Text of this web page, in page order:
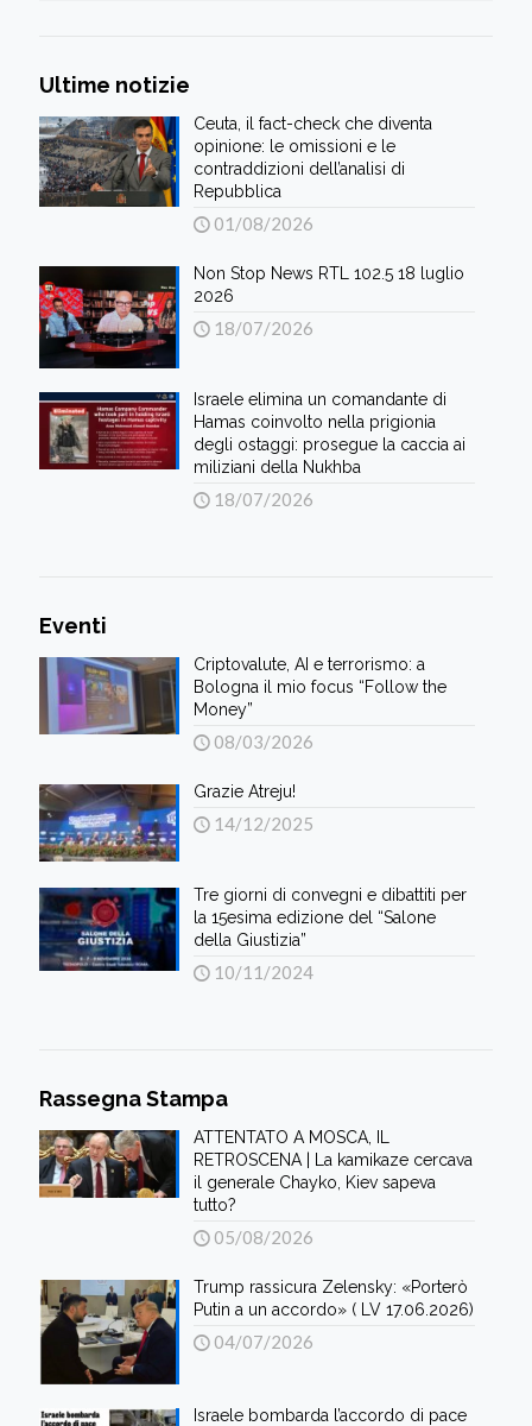
Ultime notizie
Ceuta, il fact-check che diventa
opinione: le omissioni e le
contraddizioni dell’analisi di
Repubblica
01/08/2026
Non Stop News RTL 102.5 18 luglio
2026
18/07/2026
Israele elimina un comandante di
Hamas coinvolto nella prigionia
degli ostaggi: prosegue la caccia ai
miliziani della Nukhba
18/07/2026
Eventi
Criptovalute, AI e terrorismo: a
Bologna il mio focus “Follow the
Money”
08/03/2026
Grazie Atreju!
14/12/2025
Tre giorni di convegni e dibattiti per
la 15esima edizione del “Salone
della Giustizia”
10/11/2024
Rassegna Stampa
ATTENTATO A MOSCA, IL
RETROSCENA | La kamikaze cercava
il generale Chayko, Kiev sapeva
tutto?
05/08/2026
Trump rassicura Zelensky: «Porterò
Putin a un accordo» ( LV 17.06.2026)
04/07/2026
Israele bombarda l’accordo di pace